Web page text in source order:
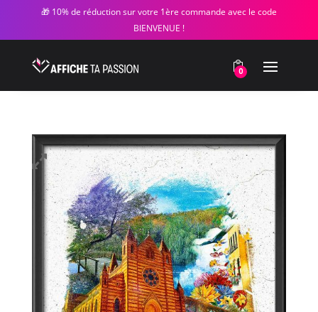
🎁 10% de réduction sur votre 1ère commande avec le code
BIENVENUE !
0